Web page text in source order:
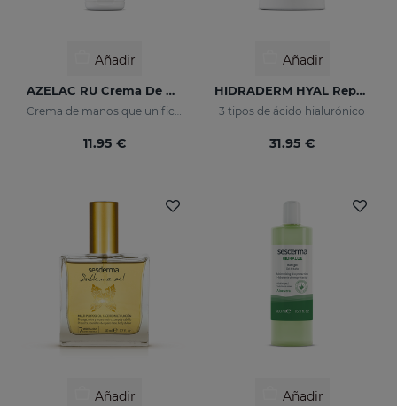
Añadir
AZELAC RU Crema De Manos
Crema de manos que unifica el tono de la piel
11.95 €
Añadir
HIDRADERM HYAL Repair Leche Corporal
3 tipos de ácido hialurónico
31.95 €
Añadir Añadir